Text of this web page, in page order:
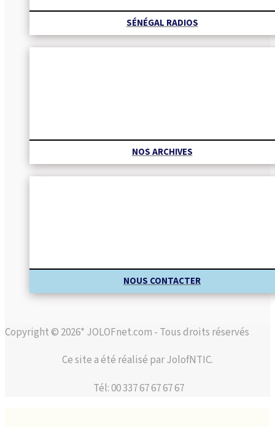
SÉNÉGAL RADIOS
NOS ARCHIVES
NOUS CONTACTER
Copyright © 2026* JOLOFnet.com - Tous droits réservés
Ce site a été réalisé par JolofNTIC.
Tél: 00 337 67 67 67 67